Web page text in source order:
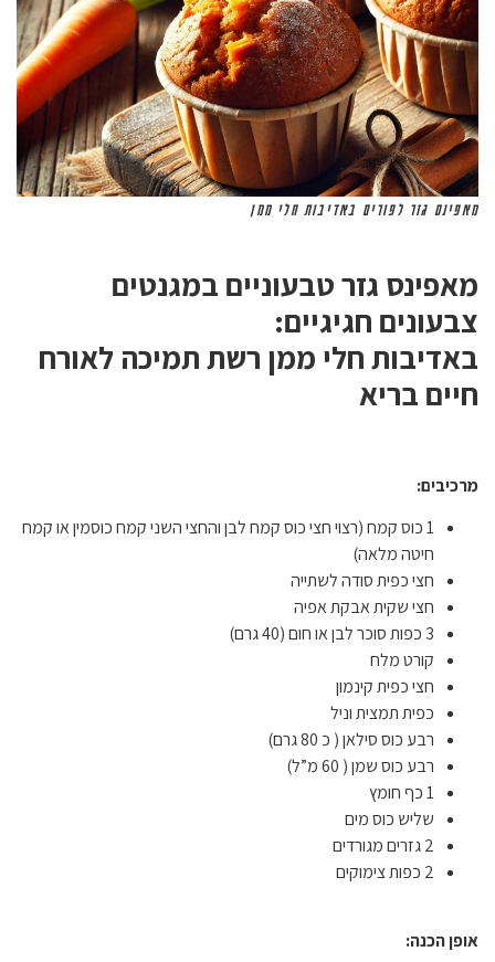
מאפינס גזר לפורים באדיבות חלי ממן
מאפינס גזר טבעוניים במגנטים
צבעונים חגיגיים:
באדיבות חלי ממן רשת תמיכה לאורח
חיים בריא
מרכיבים:
1 כוס קמח (רצוי חצי כוס קמח לבן והחצי השני קמח כוסמין או קמח
חיטה מלאה)
חצי כפית סודה לשתייה
חצי שקית אבקת אפיה
3 כפות סוכר לבן או חום (40 גרם)
קורט מלח
חצי כפית קינמון
כפית תמצית וניל
רבע כוס סילאן ( כ 80 גרם)
רבע כוס שמן ( 60 מ”ל)
1 כף חומץ
שליש כוס מים
2 גזרים מגורדים
2 כפות צימוקים
אופן הכנה: